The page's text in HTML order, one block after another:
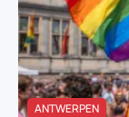
ANTWERPEN